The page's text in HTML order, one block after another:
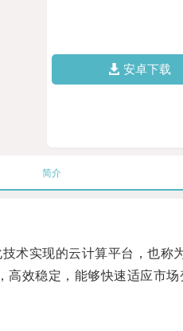
安卓下载
简介
实现的云计算平台，也称为
效稳定，能够快速适应市场